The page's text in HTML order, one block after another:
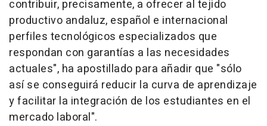
contribuir, precisamente, a ofrecer al tejido
productivo andaluz, español e internacional
perfiles tecnológicos especializados que
respondan con garantías a las necesidades
actuales", ha apostillado para añadir que "sólo
así se conseguirá reducir la curva de aprendizaje
y facilitar la integración de los estudiantes en el
mercado laboral".